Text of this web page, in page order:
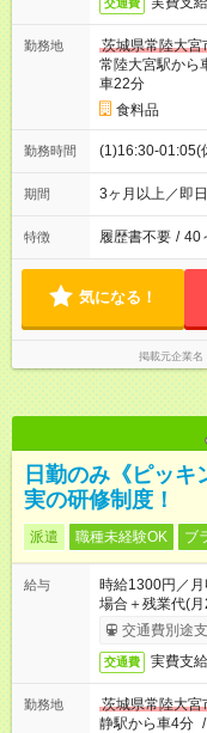
交通費
勤務地
茨城県常陸大宮
常陸大宮駅から
車22分
食料品
勤務時間 (1)16:30-01:05(
期間 3ヶ月以上／即
特徴 履歴書不要 / 40
気になる！
掲載元企業名
日勤のみ《ピッ
実の研修制度！
派遣 職種未経験OK ブ
給与
時給1300円／
場合＋残業代(
交通費別途
交通費 実費支
勤務地
茨城県常陸大宮
静駅から車4分 /